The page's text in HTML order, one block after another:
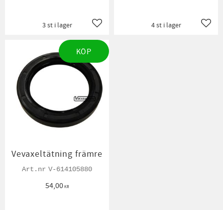
Lägg till i favoriter
3 st i lager 4 st i lager
Vevaxeltätning främre
V-614105880
54,00KR
KÖP